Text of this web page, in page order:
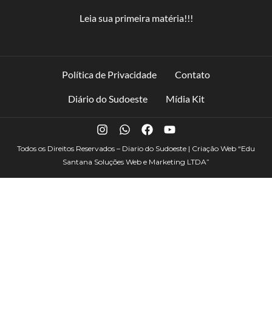
Leia sua primeira matéria!!!
Política de Privacidade Contato
Diário do Sudoeste Mídia Kit
Todos os Direitos Reservados – Diario do Sudoeste | Criação Web “Edu
Santana Soluções Web e Marketing LTDA”